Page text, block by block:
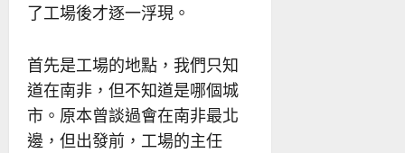
了工場後才逐一浮現。
首先是工場的地點，我們只知
道在南非，但不知道是哪個城
市。原本曾談過會在南非最北
邊，但出發前，工場的主任